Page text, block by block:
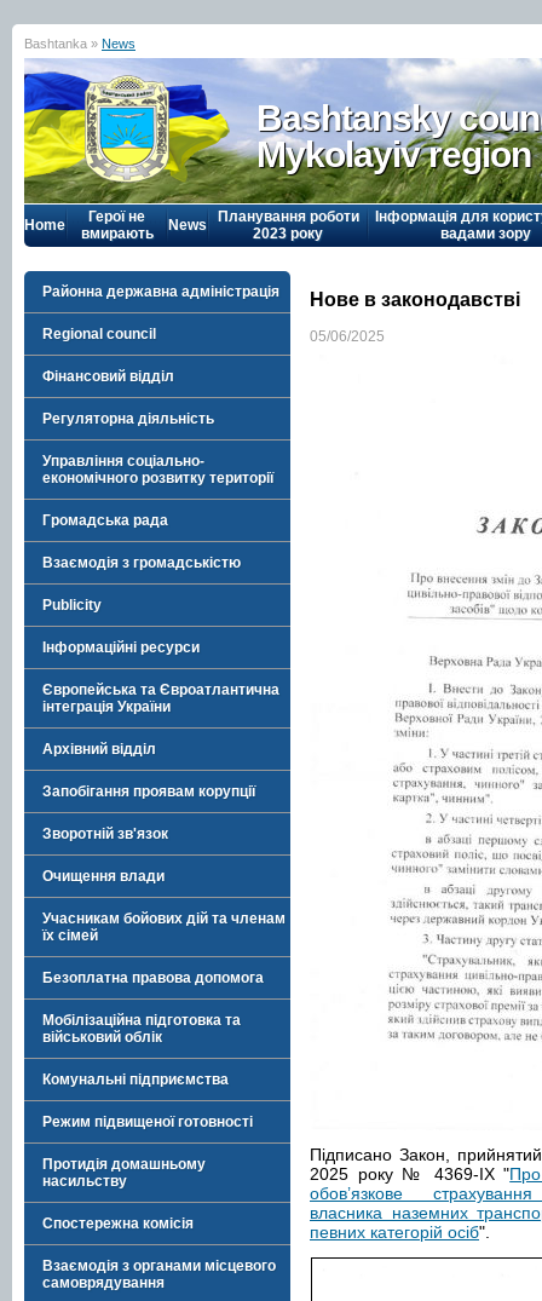
Bashtanka » News
Bashtansky
Mykolayiv region
Home
Герої не
вмирають
News
Планування роботи
2023 року
Інформація для
вадами зору
Районна державна адміністрація
Regional council
Фінансовий відділ
Регуляторна діяльність
Управління соціально-
економічного розвитку території
Громадська рада
Взаємодія з громадськістю
Publicity
Інформаційні ресурси
Європейська та Євроатлантична
інтеграція України
Архівний відділ
Запобігання проявам корупції
Зворотній зв'язок
Очищення влади
Учасникам бойових дій та членам
їх сімей
Безоплатна правова допомога
Мобілізаційна підготовка та
військовий облік
Комунальні підприємства
Режим підвищеної готовності
Протидія домашньому
насильству
Спостережна комісія
Взаємодія з органами місцевого
самоврядування
Нове в законодавстві
05/06/2025
Підписано Закон,
2025 року № 4369-IX "
обов’язкове страхування
власника наземних
певних категорій осіб".